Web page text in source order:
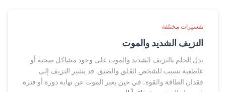
تفسيرات مختلفة
النزيف الشديد والموت
يدل الحلم بالنزيف الشديد والموت على وجود مشاكل صحية أو
عاطفية تسبب للشخص القلق والضيق. قد يشير النزيف إلى
فقدان الطاقة والقوة، في حين يعبر الموت عن نهاية دورة أو فترة